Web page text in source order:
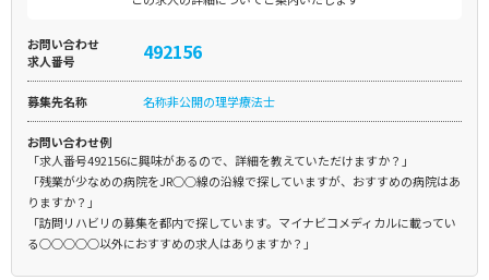
お問い合わせ
求人番号
492156
募集先名称 名称非公開の理学療法士
お問い合わせ例
「求人番号492156に興味があるので、詳細を教えていただけますか？」
「残業が少なめの病院をJR○○線の沿線で探していますが、おすすめの病院はあ
りますか？」
「訪問リハビリの募集を都内で探しています。マイナビコメディカルに載ってい
る○○○○○以外におすすめの求人はありますか？」